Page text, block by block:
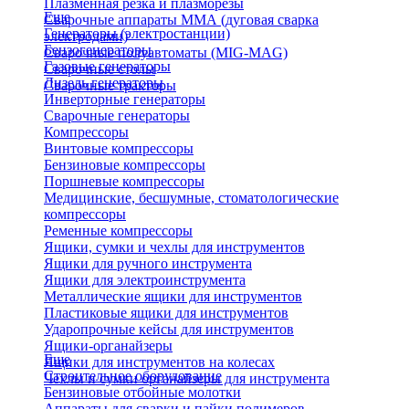
Плазменная резка и плазморезы
Сварочные аппараты ММА (дуговая сварка
электродами)
Сварочные полуавтоматы (MIG-MAG)
Сварочные столы
Сварочные тракторы
Еще
Генераторы (электростанции)
Бензогенераторы
Газовые генераторы
Дизель генераторы
Инверторные генераторы
Сварочные генераторы
Компрессоры
Винтовые компрессоры
Бензиновые компрессоры
Поршневые компрессоры
Медицинские, бесшумные, стоматологические
компрессоры
Ременные компрессоры
Ящики, сумки и чехлы для инструментов
Ящики для ручного инструмента
Ящики для электроинструмента
Металлические ящики для инструментов
Пластиковые ящики для инструментов
Ударопрочные кейсы для инструментов
Ящики-органайзеры
Ящики для инструментов на колесах
Чехлы и сумки органайзеры для инструмента
Еще
Строительное оборудование
Бензиновые отбойные молотки